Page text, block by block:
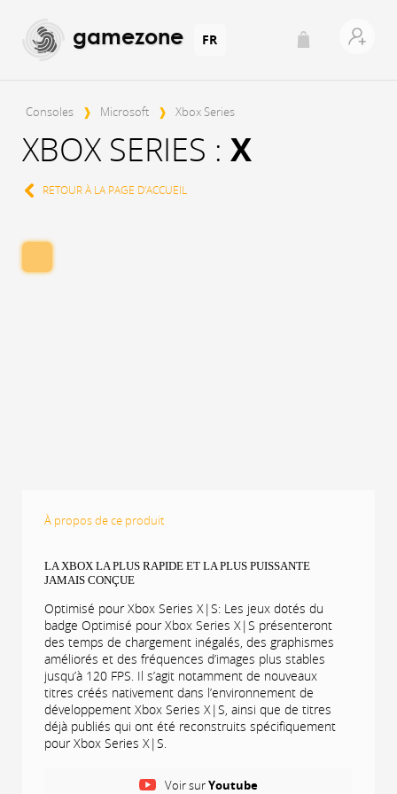
gamezone FR
Consoles ❱ Microsoft ❱ Xbox Series
XBOX SERIES : X
RETOUR À LA PAGE D'ACCUEIL
À propos de ce produit
LA XBOX LA PLUS RAPIDE ET LA PLUS PUISSANTE
JAMAIS CONÇUE
Optimisé pour Xbox Series X|S: Les jeux dotés du
badge Optimisé pour Xbox Series X|S présenteront
des temps de chargement inégalés, des graphismes
améliorés et des fréquences d’images plus stables
jusqu’à 120 FPS. Il s’agit notamment de nouveaux
titres créés nativement dans l’environnement de
développement Xbox Series X|S, ainsi que de titres
déjà publiés qui ont été reconstruits spécifiquement
pour Xbox Series X|S.
personnalisé de nouvelle génération et nos
Voir surYoutube